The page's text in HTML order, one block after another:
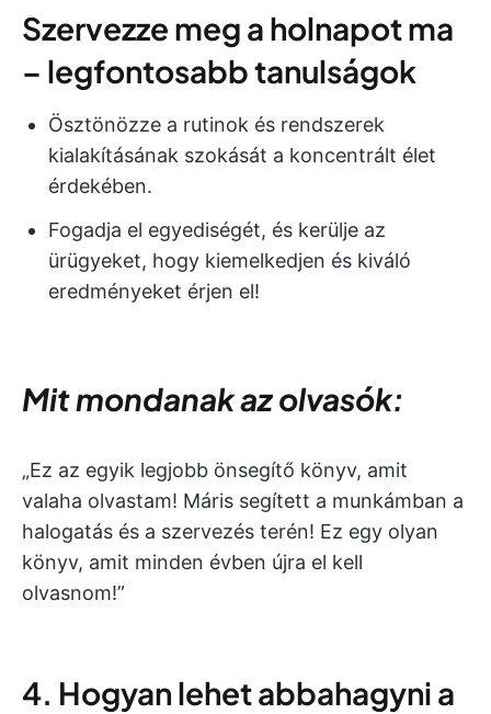
Szervezze meg a holnapot ma
– legfontosabb tanulságok
Ösztönözze a rutinok és rendszerek
kialakításának szokását a koncentrált élet
érdekében.
Fogadja el egyediségét, és kerülje az
ürügyeket, hogy kiemelkedjen és kiváló
eredményeket érjen el!
Mit mondanak az olvasók:
„Ez az egyik legjobb önsegítő könyv, amit
valaha olvastam! Máris segített a munkámban a
halogatás és a szervezés terén! Ez egy olyan
könyv, amit minden évben újra el kell
olvasnom!”
4. Hogyan lehet abbahagyni a